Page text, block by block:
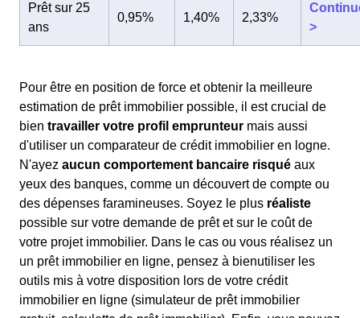
Prêt sur 25
ans
0,95% 1,40% 2,33%
>
Pour être en position de force et obtenir la meilleure
estimation de prêt immobilier possible, il est crucial de
bien travailler votre profil emprunteur mais aussi
d'utiliser un comparateur de crédit immobilier en logne.
N'ayez aucun comportement bancaire risqué aux
yeux des banques, comme un découvert de compte ou
des dépenses faramineuses. Soyez le plus réaliste
possible sur votre demande de prêt et sur le coût de
votre projet immobilier. Dans le cas ou vous réalisez un
un prêt immobilier en ligne, pensez à bienutiliser les
outils mis à votre disposition lors de votre crédit
immobilier en ligne (simulateur de prêt immobilier